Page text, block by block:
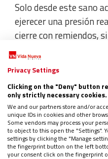
Solo desde este sano
ejerecer una presión
cierre con remiendos,
materialice, entre
significativa ya
que grava a los países
deuda ecológica
de partida
cuando el planeta se
retorno con récord de
efecto invernadero y
Privacy Settings
Clicking on the "Deny" button
only strictly necessary cookies.
We and our partners store and/or
unique IDs in cookies and other
Some vendors may process your
to object to this open the "Settings".
settings by clicking the "Manage
the fingerprint button on the left
your consent click on the fingerprint